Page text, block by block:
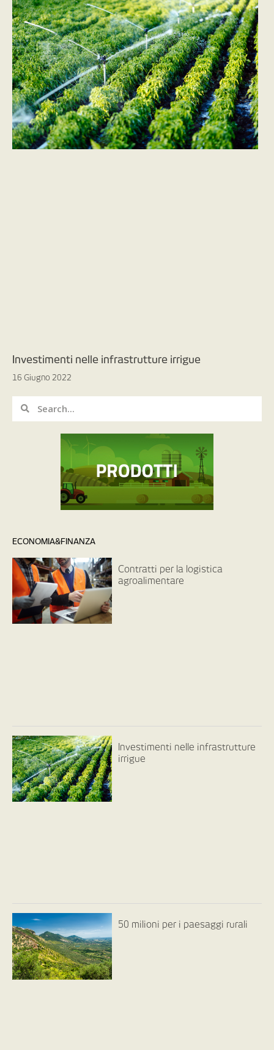
Investimenti nelle infrastrutture irrigue
16 Giugno 2022
ECONOMIA&FINANZA
Contratti per la logistica
agroalimentare
Investimenti nelle infrastrutture
irrigue
50 milioni per i paesaggi rurali